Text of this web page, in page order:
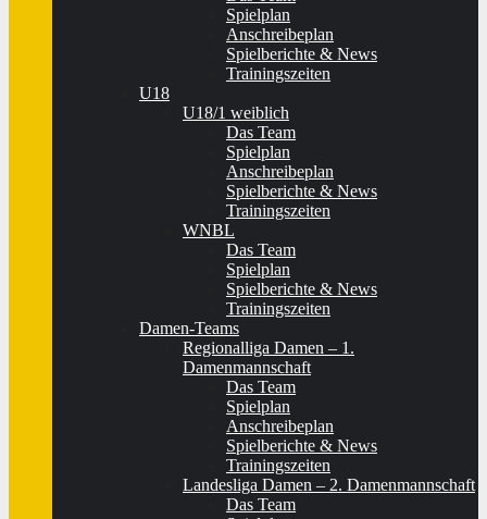
Spielplan
Anschreibeplan
Spielberichte & News
Trainingszeiten
U18
U18/1 weiblich
Das Team
Spielplan
Anschreibeplan
Spielberichte & News
Trainingszeiten
WNBL
Das Team
Spielplan
Spielberichte & News
Trainingszeiten
Damen-Teams
Regionalliga Damen – 1.
Damenmannschaft
Das Team
Spielplan
Anschreibeplan
Spielberichte & News
Trainingszeiten
Landesliga Damen – 2. Damenmannschaft
Das Team